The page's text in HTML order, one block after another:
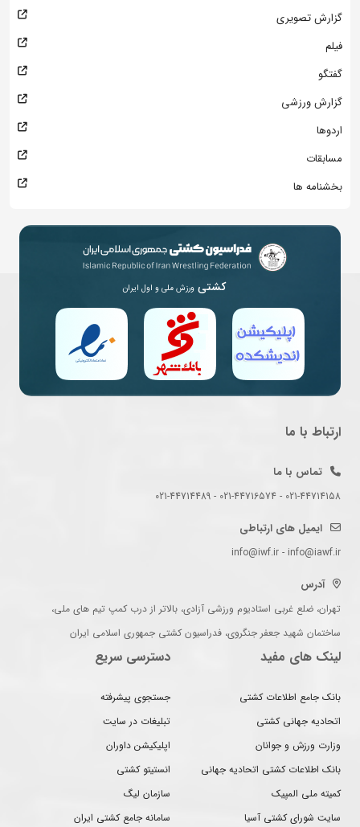
گزارش تصویری
فیلم
گفتگو
گزارش ورزشی
اردوها
مسابقات
بخشنامه ها
کشتی ورزش ملی و اول ایران
ارتباط با ما
تماس با ما
021-44714158 - 021-44716574 - 021-44714489
ایمیل های ارتباطی
info@iwf.ir - info@iawf.ir
آدرس
تهران، ضلع غربی استادیوم ورزشی آزادی، بالاتر از درب کمپ تیم های ملی،
ساختمان شهید جعفر جنگروی، فدراسیون کشتی جمهوری اسلامی ایران
لینک های مفید
بانک جامع اطلاعات کشتی
اتحادیه جهانی کشتی
وزارت ورزش و جوانان
بانک اطلاعات کشتی اتحادیه جهانی
کمیته ملی المپیک
سایت شورای کشتی آسیا
دسترسی سریع
جستجوی پیشرفته
تبلیغات در سایت
اپلیکیشن داوران
انستیتو کشتی
سازمان لیگ
سامانه جامع کشتی ایران